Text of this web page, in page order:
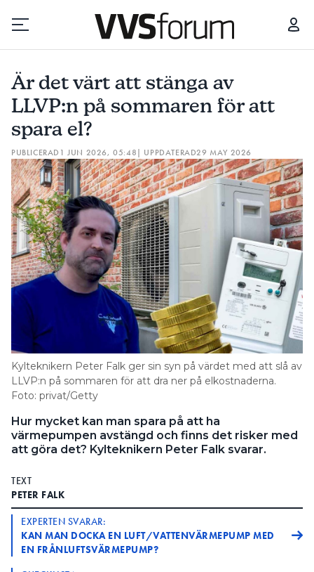
Prenumerera
Hantera prenumeration
Lediga jobb
Annonsera
Läs E-tidningen
Om tidningen
Kontakt
Information om GDPR
Search for:
SEARCH
Är det värt att stänga av
LLVP:n på sommaren för att
spara el?
PUBLICERAD 1 JUN 2026, 05:48| UPPDATERAD29 MAY 2026
Kylteknikern Peter Falk ger sin syn på värdet med att slå av
LLVP:n på sommaren för att dra ner på elkostnaderna.
Foto: privat/Getty
Hur mycket kan man spara på att ha
värmepumpen avstängd och finns det risker med
att göra det? Kylteknikern Peter Falk svarar.
TEXT
PETER FALK
EXPERTEN SVARAR:
KAN MAN DOCKA EN LUFT/VATTENVÄRMEPUMP MED
EN FRÅNLUFTSVÄRMEPUMP?